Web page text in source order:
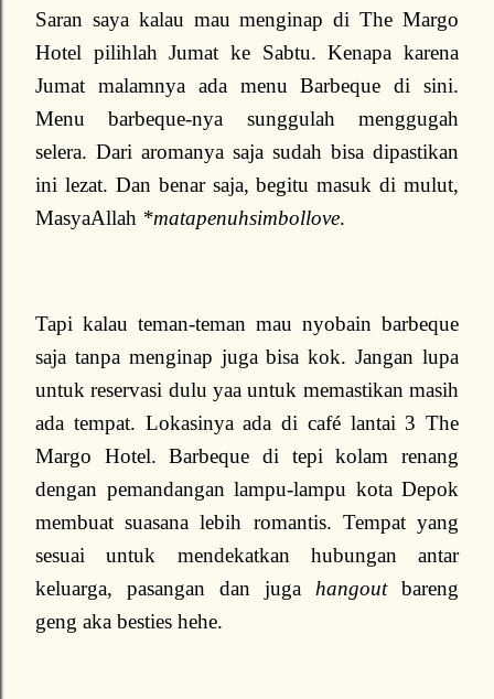
Saran saya kalau mau menginap di The Margo
Hotel pilihlah Jumat ke Sabtu. Kenapa karena
Jumat malamnya ada menu Barbeque di sini.
Menu barbeque-nya sunggulah menggugah
selera. Dari aromanya saja sudah bisa dipastikan
ini lezat. Dan benar saja, begitu masuk di mulut,
MasyaAllah *matapenuhsimbollove.
Tapi kalau teman-teman mau nyobain barbeque
saja tanpa menginap juga bisa kok. Jangan lupa
untuk reservasi dulu yaa untuk memastikan masih
ada tempat. Lokasinya ada di café lantai 3 The
Margo Hotel. Barbeque di tepi kolam renang
dengan pemandangan lampu-lampu kota Depok
membuat suasana lebih romantis. Tempat yang
sesuai untuk mendekatkan hubungan antar
keluarga, pasangan dan juga hangoutbareng
geng aka besties hehe.